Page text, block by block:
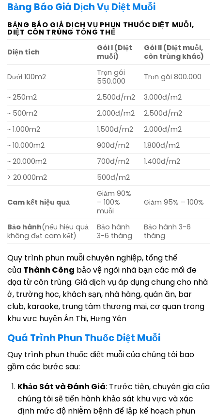
Bảng Báo Giá Dịch Vụ Diệt Muỗi
BẢNG BÁO GIÁ DỊCH VỤ PHUN THUỐC DIỆT MUỖI,
DIỆT CÔN TRÙNG TỔNG THỂ
Diện tích
Gói I (Diệt
muỗi)
Gói II (Diệt muỗi,
côn trùng khác)
Dưới 100m2
Trọn gói
550.000
Trọn gói 800.000
~ 250m2 2.500đ/m2
3.000đ/m2
~ 500m2
2.000đ/m2
2.500đ/m2
~ 1.000m2
1.500đ/m2
2.000đ/m2
~ 10.000m2
900đ/m2
1.800đ/m2
~ 20.000m2
700đ/m2
1.400đ/m2
> 20.000m2
500đ/m2
Cam kết hiệu quả
Giảm 90%
– 100%
muỗi
Giảm 95% – 100%
Bảo hành(nếu hiệu quả
không đạt cam kết)
Bảo hành
3-6 tháng
Bảo hành 3-6
tháng
Quy trình phun muỗi chuyên nghiệp, tổng thể
của Thành Công bảo vệ ngôi nhà bạn các mối đe
dọa từ côn trùng. Giá dịch vụ áp dụng chung cho nhà
ở, trường học, khách sạn, nhà hàng, quán ăn, bar
club, karaoke, trung tâm thương mại, cơ quan trong
khu vực huyện Ân Thi, Hưng Yên
Quá Trình Phun Thuốc Diệt Muỗi
Quy trình phun thuốc diệt muỗi của chúng tôi bao
gồm các bước sau:
Khảo Sát và Đánh Giá: Trước tiên, chuyên gia của
chúng tôi sẽ tiến hành khảo sát khu vực và xác
định mức độ nhiễm bệnh để lập kế hoạch phun